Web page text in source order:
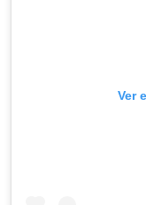
Ver